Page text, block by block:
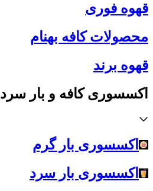
قهوه فوری
محصولات کافه بهنام
قهوه برند
اکسسوری کافه و بار سرد
اکسسوری بار گرم
اکسسوری بار سرد